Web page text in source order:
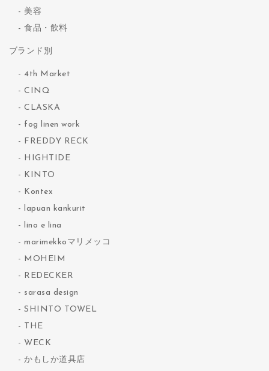
美容
食品・飲料
ブランド別
4th Market
CINQ
CLASKA
fog linen work
FREDDY RECK
HIGHTIDE
KINTO
Kontex
lapuan kankurit
lino e lina
marimekkoマリメッコ
MOHEIM
REDECKER
sarasa design
SHINTO TOWEL
THE
WECK
かもしか道具店